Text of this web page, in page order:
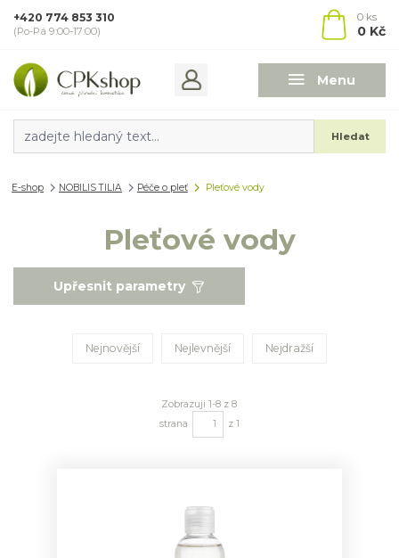
Menu
Hledat
+420 774 853 310
(Po-Pá 9:00-17:00)
0 ks
0 Kč
E-shop NOBILIS TILIA Péče o pleť Pleťové vody
Pleťové vody
Upřesnit parametry
Nejnovější Nejlevnější Nejdražší
Zobrazuji 1-8 z 8
strana
z 1